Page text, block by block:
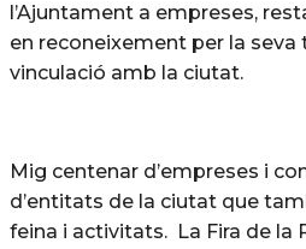
l’Ajuntament a empreses,
en reconeixement per la seva
vinculació amb la ciutat.
Mig centenar d’empreses i
d’entitats de la ciutat que
feina i activitats. La Fira de la